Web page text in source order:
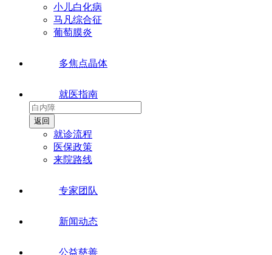
小儿白化病
马凡综合征
葡萄膜炎
多焦点晶体
就医指南
就诊流程
医保政策
来院路线
专家团队
新闻动态
公益慈善